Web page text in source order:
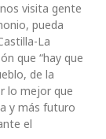
visita gente
pueda
La
que “hay que
de la
lo mejor que
y más futuro
el